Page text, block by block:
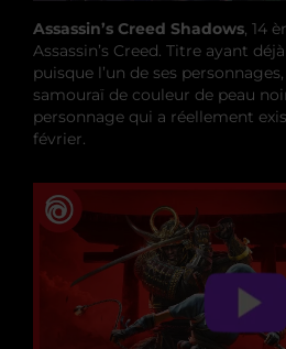
Assassin’s Creed Shadows, 14
Assassin’s Creed. Titre ayant
puisque l’un de ses
samouraï de couleur de peau
personnage qui a réellement
février.